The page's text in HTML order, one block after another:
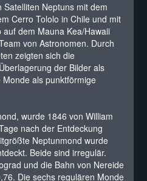
Neptuns mit dem
Cerro Tololo in Chile und mit
dem Mauna Kea/Hawaii
von Astronomen. Durch
zeigten sich die
der Bilder als
als punktförmige
wurde 1846 von William
nach der Entdeckung
Neptunmond wurde
Beide sind irregulär.
und die Bahn von Nereide
Die sechs regulären Monde